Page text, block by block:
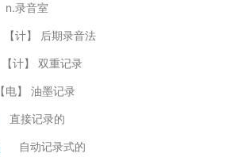
n.录音室
【计】 后期录音法
【计】 双重记录
【电】 油墨记录
直接记录的
自动记录式的